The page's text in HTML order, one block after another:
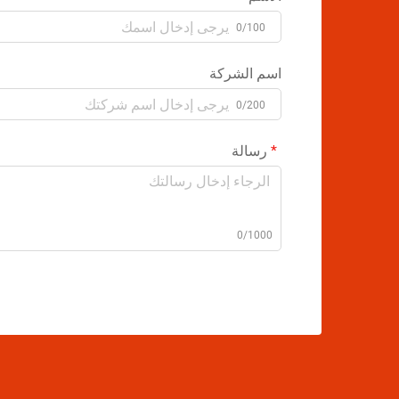
0/100
اسم الشركة
0/200
رسالة
0/1000